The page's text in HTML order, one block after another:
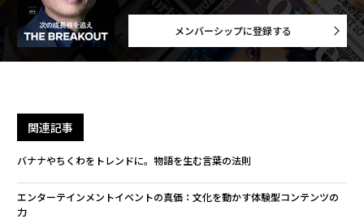
メンバーシップに登録する
関連記事
バナナやちくわをトレンドに。物語を生む言葉の法則
エンターテインメントイベントの真価：文化を動かす体験型コンテンツの
力